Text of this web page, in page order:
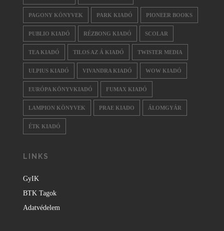
PAGONY KÖNYVEK PARK KIADÓ PIONEER BOOKS
PUBLIO KIADÓ RÉZBONG KIADÓ SCOLAR
TEA KIADÓ TILOS AZ Á KIADÓ TWISTER MEDIA
ULPIUS KIADÓ VIVANDRA KIADÓ WOW KIADÓ
EURÓPA KÖNYVKIADÓ FUMAX KIADÓ
LAMPION KÖNYVEK PRAE KIADO ÁLOMGYÁR
ÉTK KIADÓ
LINKS
GyIK
BTK Tagok
Adatvédelem